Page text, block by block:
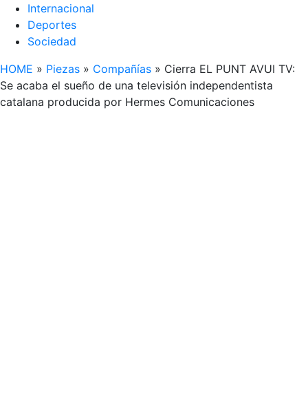
Internacional
Deportes
Sociedad
HOME » Piezas » Compañías » Cierra EL PUNT AVUI TV:
Se acaba el sueño de una televisión independentista
catalana producida por Hermes Comunicaciones